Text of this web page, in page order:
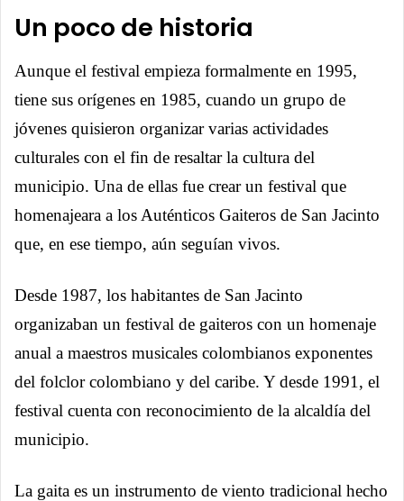
Un poco de historia
Aunque el festival empieza formalmente en 1995,
tiene sus orígenes en 1985, cuando un grupo de
jóvenes quisieron organizar varias actividades
culturales con el fin de resaltar la cultura del
municipio. Una de ellas fue crear un festival que
homenajeara a los Auténticos Gaiteros de San Jacinto
que, en ese tiempo, aún seguían vivos.
Desde 1987, los habitantes de San Jacinto
organizaban un festival de gaiteros con un homenaje
anual a maestros musicales colombianos exponentes
del folclor colombiano y del caribe. Y desde 1991, el
festival cuenta con reconocimiento de la alcaldía del
municipio.
La gaita es un instrumento de viento tradicional hecho